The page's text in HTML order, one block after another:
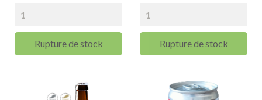
Rupture de stock Rupture de stock